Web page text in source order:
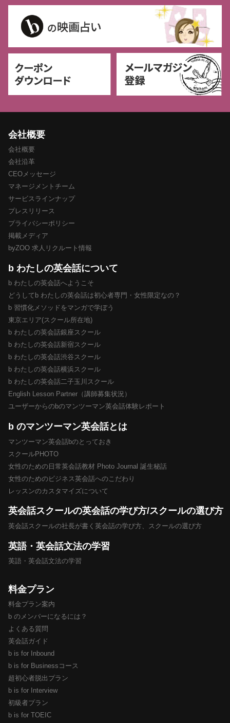
会社概要
会社概要
会社沿革
CEOメッセージ
マネージメントチーム
サービスラインナップ
プレスリリース
プライバシーポリシー
掲載メディア
byZOO 求人リクルート情報
b わたしの英会話について
b わたしの英会話へようこそ
どうしてb わたしの英会話は初心者専門・女性限定なの？
b 習慣化メソッドをマンガで学ぼう
東京エリア(スクール所在地)
b わたしの英会話銀座スクール
b わたしの英会話新宿スクール
b わたしの英会話渋谷スクール
b わたしの英会話横浜スクール
b わたしの英会話二子玉川スクール
English Lesson Partner（講師募集状況）
ユーザーからのbのマンツーマン英会話体験レポート
b のマンツーマン英会話とは
マンツーマン英会話bのとっておき
スクールPHOTO
女性のための日常英会話教材 Photo Journal 誕生秘話
女性のためのビジネス英会話へのこだわり
レッスンのカスタマイズについて
英会話スクールの英会話の学び方/スクールの選び方
英会話スクールの社長が書く英会話の学び方、スクールの選び方
英語・英会話文法の学習
英語・英会話文法の学習
料金プラン
料金プラン案内
b のメンバーになるには？
よくある質問
英会話ガイド
b is for Inbound
b is for Businessコース
超初心者脱出プラン
b is for Interview
初級者プラン
b is for TOEIC